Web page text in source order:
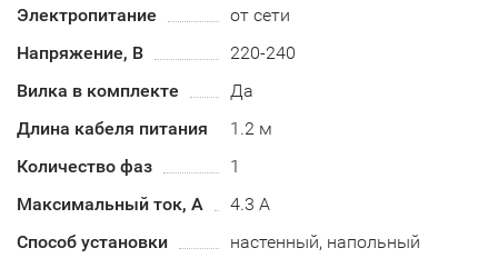
Электропитание
от сети
Напряжение, В
220-240
Вилка в комплекте
Да
Длина кабеля питания
1.2 м
Количество фаз
1
Максимальный ток, А
4.3 А
Способ установки
настенный, напольный